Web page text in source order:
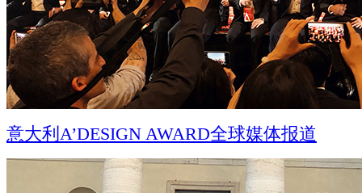
意大利A’DESIGN AWARD全球媒体报道